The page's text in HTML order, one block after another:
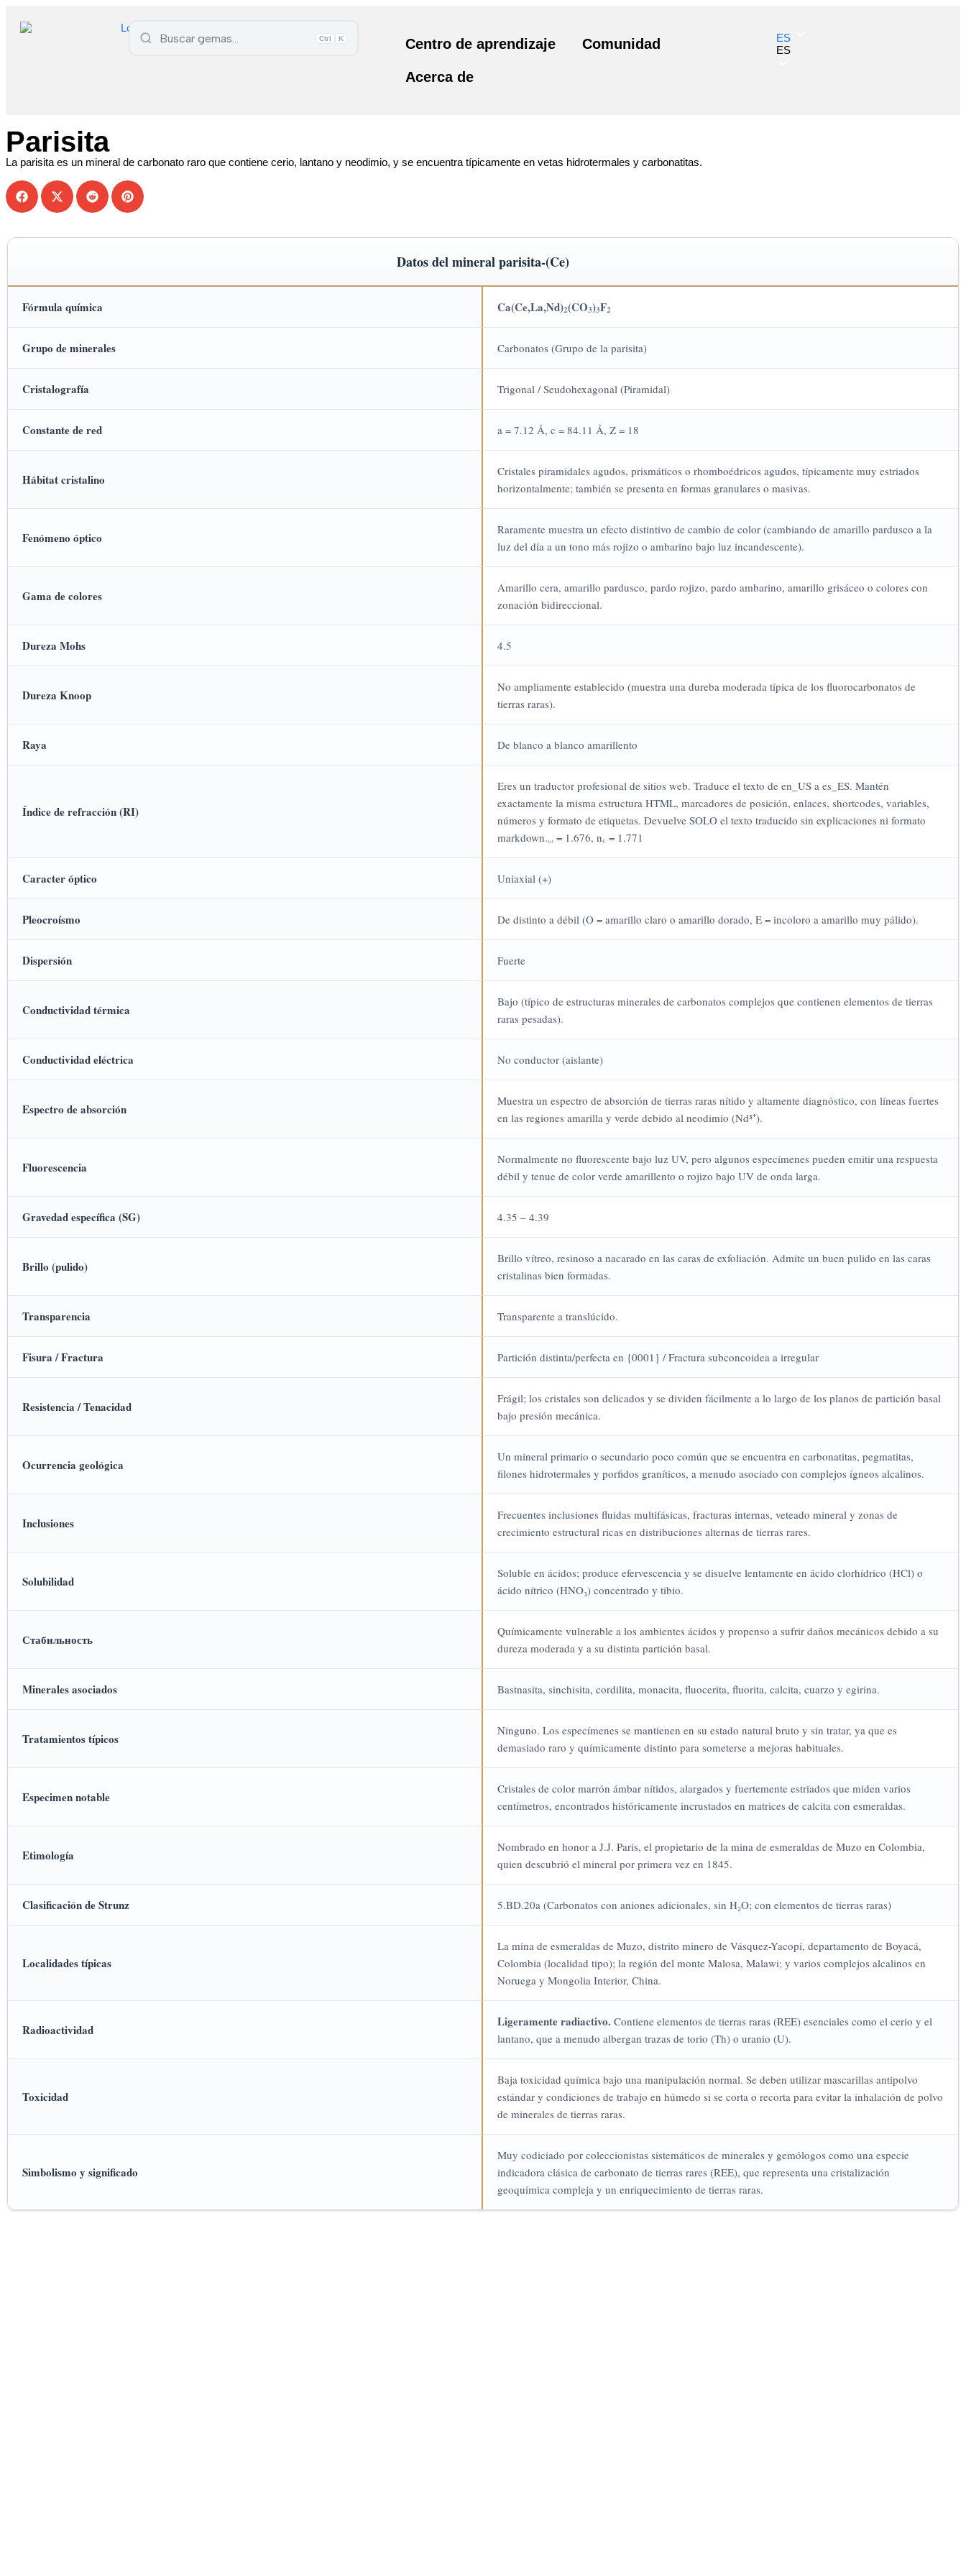
Ctrl K Centro de aprendizaje Comunidad
Acerca de
ES
ES
Parisita
La parisita es un mineral de carbonato raro que contiene cerio, lantano y neodimio, y se encuentra típicamente en vetas hidrotermales y carbonatitas.
Datos del mineral parisita-(Ce)
Fórmula química Ca(Ce,La,Nd)2(CO3)3F2
Grupo de minerales Carbonatos (Grupo de la parisita)
Cristalografía Trigonal / Seudohexagonal (Piramidal)
Constante de red a = 7.12 Å, c = 84.11 Å, Z = 18
Hábitat cristalino
Cristales piramidales agudos, prismáticos o rhomboédricos agudos, típicamente muy estriados
horizontalmente; también se presenta en formas granulares o masivas.
Fenómeno óptico
Raramente muestra un efecto distintivo de cambio de color (cambiando de amarillo pardusco a la
luz del día a un tono más rojizo o ambarino bajo luz incandescente).
Gama de colores
Amarillo cera, amarillo pardusco, pardo rojizo, pardo ambarino, amarillo grisáceo o colores con
zonación bidireccional.
Dureza Mohs 4.5
Dureza Knoop
No ampliamente establecido (muestra una dureba moderada típica de los fluorocarbonatos de
tierras raras).
Raya De blanco a blanco amarillento
Índice de refracción (RI)
Eres un traductor profesional de sitios web. Traduce el texto de en_US a es_ES. Mantén
exactamente la misma estructura HTML, marcadores de posición, enlaces, shortcodes, variables,
números y formato de etiquetas. Devuelve SOLO el texto traducido sin explicaciones ni formato
markdown.ω = 1.676, nε = 1.771
Caracter óptico Uniaxial (+)
Pleocroísmo De distinto a débil (O = amarillo claro o amarillo dorado, E = incoloro a amarillo muy pálido).
Dispersión Fuerte
Conductividad térmica
Bajo (típico de estructuras minerales de carbonatos complejos que contienen elementos de tierras
raras pesadas).
Conductividad eléctrica No conductor (aislante)
Espectro de absorción
Muestra un espectro de absorción de tierras raras nítido y altamente diagnóstico, con líneas fuertes
en las regiones amarilla y verde debido al neodimio (Nd³⁺).
Fluorescencia
Normalmente no fluorescente bajo luz UV, pero algunos especímenes pueden emitir una respuesta
débil y tenue de color verde amarillento o rojizo bajo UV de onda larga.
Gravedad específica (SG) 4.35 – 4.39
Brillo (pulido)
Brillo vítreo, resinoso a nacarado en las caras de exfoliación. Admite un buen pulido en las caras
cristalinas bien formadas.
Transparencia Transparente a translúcido.
Fisura / Fractura Partición distinta/perfecta en {0001} / Fractura subconcoidea a irregular
Resistencia / Tenacidad
Frágil; los cristales son delicados y se dividen fácilmente a lo largo de los planos de partición basal
bajo presión mecánica.
Ocurrencia geológica
Un mineral primario o secundario poco común que se encuentra en carbonatitas, pegmatitas,
filones hidrotermales y porfidos graníticos, a menudo asociado con complejos ígneos alcalinos.
Inclusiones
Frecuentes inclusiones fluidas multifásicas, fracturas internas, veteado mineral y zonas de
crecimiento estructural ricas en distribuciones alternas de tierras rares.
Solubilidad
Soluble en ácidos; produce efervescencia y se disuelve lentamente en ácido clorhídrico (HCl) o
ácido nítrico (HNO₃) concentrado y tibio.
Стабильность
Químicamente vulnerable a los ambientes ácidos y propenso a sufrir daños mecánicos debido a su
dureza moderada y a su distinta partición basal.
Minerales asociados Bastnasita, sinchisita, cordilita, monacita, fluocerita, fluorita, calcita, cuarzo y egirina.
Tratamientos típicos
Ninguno. Los especímenes se mantienen en su estado natural bruto y sin tratar, ya que es
demasiado raro y químicamente distinto para someterse a mejoras habituales.
Especimen notable
Cristales de color marrón ámbar nítidos, alargados y fuertemente estriados que miden varios
centímetros, encontrados históricamente incrustados en matrices de calcita con esmeraldas.
Etimología
Nombrado en honor a J.J. Paris, el propietario de la mina de esmeraldas de Muzo en Colombia,
quien descubrió el mineral por primera vez en 1845.
Clasificación de Strunz 5.BD.20a (Carbonatos con aniones adicionales, sin H₂O; con elementos de tierras raras)
Localidades típicas
La mina de esmeraldas de Muzo, distrito minero de Vásquez-Yacopí, departamento de Boyacá,
Colombia (localidad tipo); la región del monte Malosa, Malawi; y varios complejos alcalinos en
Noruega y Mongolia Interior, China.
Radioactividad
Ligeramente radiactivo. Contiene elementos de tierras raras (REE) esenciales como el cerio y el
lantano, que a menudo albergan trazas de torio (Th) o uranio (U).
Toxicidad
Baja toxicidad química bajo una manipulación normal. Se deben utilizar mascarillas antipolvo
estándar y condiciones de trabajo en húmedo si se corta o recorta para evitar la inhalación de polvo
de minerales de tierras raras.
Simbolismo y significado
Muy codiciado por coleccionistas sistemáticos de minerales y gemólogos como una especie
indicadora clásica de carbonato de tierras rares (REE), que representa una cristalización
geoquímica compleja y un enriquecimiento de tierras raras.